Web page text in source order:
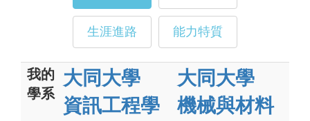
生涯進路 能力特質
我的
學系
大同大學
資訊工程學
大同大學
機械與材料